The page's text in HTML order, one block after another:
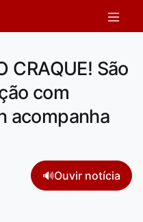
CRAQUE! São
com
acompanha
🔊Ouvir notícia